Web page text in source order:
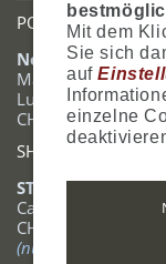
POSTADRESSE
Nostalgie- &
Maja Schmid
Luzernerstrasse 14
CH-6353 Weggis
SHOWROOM
STANDORT:
Calendariaweg 1
CH-6405 Immensee
(nur auf
Mit dem
Sie sich
auf
einzelne